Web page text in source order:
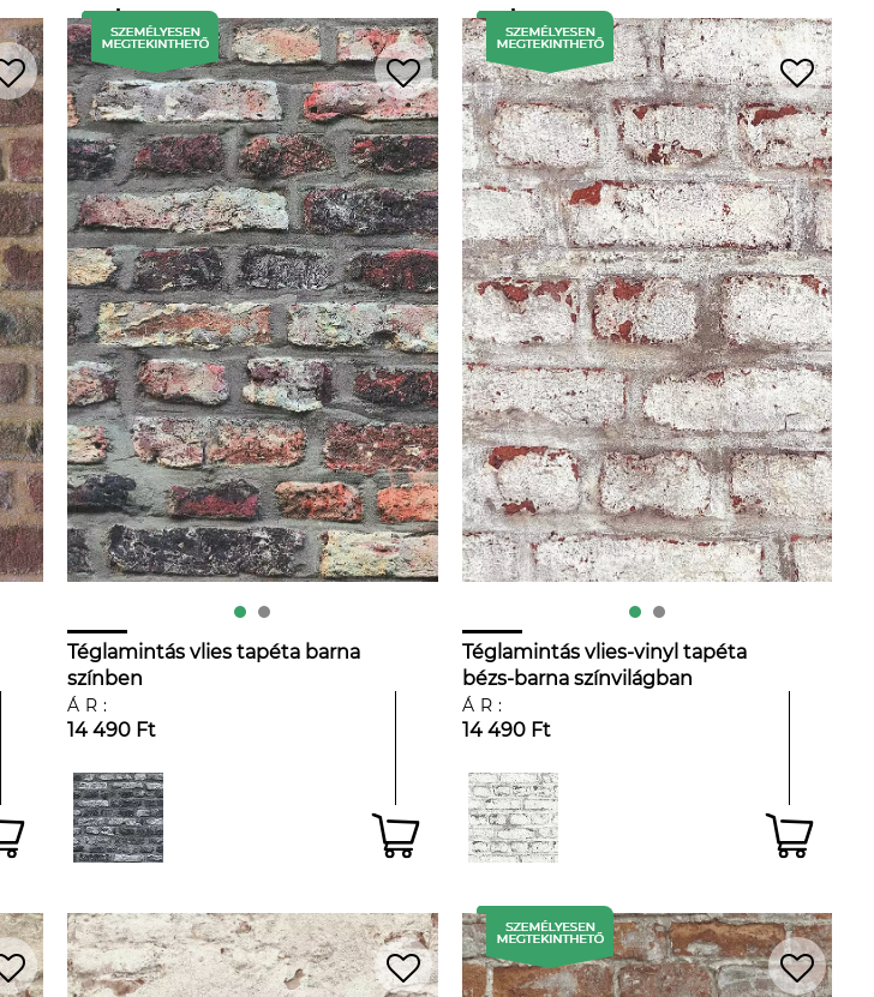
Téglamintás vlies tapéta barna
színben
ÁR:
14 490 Ft
Téglamintás vlies-vinyl tapéta
bézs-barna színvilágban
ÁR:
14 490 Ft